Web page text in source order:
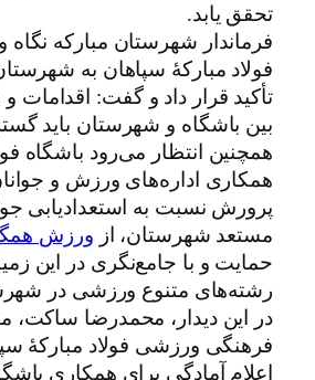
تحقق یابد.
فرماندار شهرستان مبارکه نگاه
فولاد مبارکۀ سپاهان به
تأکید قرار داد و گفت: اقدامات
بین باشگاه و شهرستان باید
همچنین انتظار می‌رود باشگاه
همکاری اداره‌های ورزش و
پرورش نسبت به استعدادیابی
مستعد شهرستان، از ورزش
حمایت و با جامع‌نگری در این
رشته‌های متنوع ورزشی در
در این دیدار، محمدرضا ساکت،
فرهنگی ورزشی فولاد مبارکۀ
اعلام آمادگی برای همکاری